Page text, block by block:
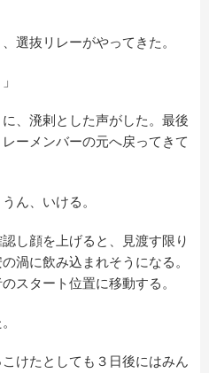
選抜リレーがやってきた。
、溌剌とした声がした。最後
ーメンバーの元へ戻ってきて
ん、いける。
し顔を上げると、見渡す限り
渦に飲み込まれそうになる。
スタート位置に移動する。
けたとしても３日後にはみん